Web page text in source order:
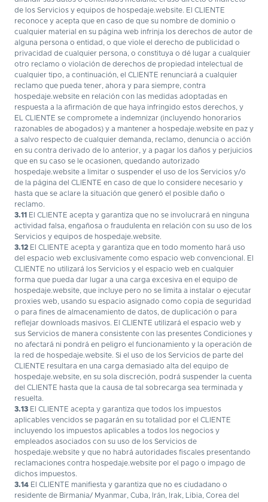
de los Servicios y equipos de hospedaje.website. El CLIENTE
reconoce y acepta que en caso de que su nombre de dominio o
cualquier material en su página web infrinja los derechos de autor de
alguna persona o entidad, o que viole el derecho de publicidad o
privacidad de cualquier persona, o constituya o dé lugar a cualquier
otro reclamo o violación de derechos de propiedad intelectual de
cualquier tipo, a continuación, el CLIENTE renunciará a cualquier
reclamo que pueda tener, ahora y para siempre, contra
hospedaje.website en relación con las medidas adoptadas en
respuesta a la afirmación de que haya infringido estos derechos, y
EL CLIENTE se compromete a indemnizar (incluyendo honorarios
razonables de abogados) y a mantener a hospedaje.website en paz y
a salvo respecto de cualquier demanda, reclamo, denuncia o acción
en su contra derivado de lo anterior, y a pagar los daños y perjuicios
que en su caso se le ocasionen, quedando autorizado
hospedaje.website a limitar o suspender el uso de los Servicios y/o
de la página del CLIENTE en caso de que lo considere necesario y
hasta que se aclare la situación que generó el posible daño o
reclamo.
3.11 El CLIENTE acepta y garantiza que no se involucrará en ninguna
actividad falsa, engañosa o fraudulenta en relación con su uso de los
Servicios y equipos de hospedaje.website.
3.12 El CLIENTE acepta y garantiza que en todo momento hará uso
del espacio web exclusivamente como espacio web convencional. El
CLIENTE no utilizará los Servicios y el espacio web en cualquier
forma que pueda dar lugar a una carga excesiva en el equipo de
hospedaje.website, que incluye pero no se limita a instalar o ejecutar
proxies web, usando su espacio asignado como copia de seguridad
o para fines de almacenamiento de datos, de duplicación o para
reflejar downloads masivos. El CLIENTE utilizará el espacio web y
sus Servicios de manera consistente con las presentes Condiciones y
no afectará ni pondrá en peligro el funcionamiento y la operación de
la red de hospedaje.website. Si el uso de los Servicios de parte del
CLIENTE resultara en una carga demasiado alta del equipo de
hospedaje.website, en su sola discreción, podrá suspender la cuenta
del CLIENTE hasta que la causa de tal sobrecarga sea terminada y
resuelta.
3.13 El CLIENTE acepta y garantiza que todos los impuestos
aplicables vencidos se pagarán en su totalidad por el CLIENTE
incluyendo los impuestos aplicables a todos los negocios y
empleados asociados con su uso de los Servicios de
hospedaje.website y que no habrá autoridades fiscales presentando
reclamaciones contra hospedaje.website por el pago o impago de
dichos impuestos.
3.14 El CLIENTE manifiesta y garantiza que no es ciudadano o
residente de Birmania/ Myanmar, Cuba, Irán, Irak, Libia, Corea del